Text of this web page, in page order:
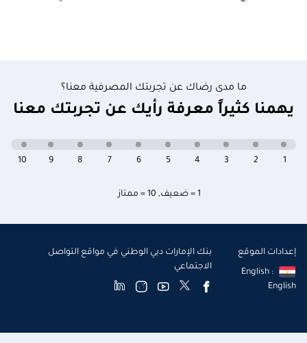
ما مدى رضاك عن تجربتك المصرفية معنا؟
يهمنا كثيراً معرفة رأيك عن تجربتك معنا
1 = ضعيف , 10 = ممتاز
10 9 8 7 6 5 4 3 2 1
إعدادات الموقع
English :
English
بنك الإمارات دبي الوطني في مواقع التواصل
الاجتماعي